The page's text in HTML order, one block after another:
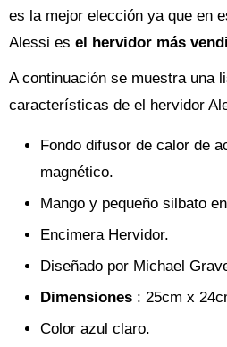
es la mejor elección ya que en
Alessi es el hervidor más
A continuación se muestra una
características de el hervidor
Fondo difusor de calor de
magnético.
Mango y pequeño silbato
Encimera Hervidor.
Diseñado por Michael
Dimensiones : 25cm x
Color azul claro.